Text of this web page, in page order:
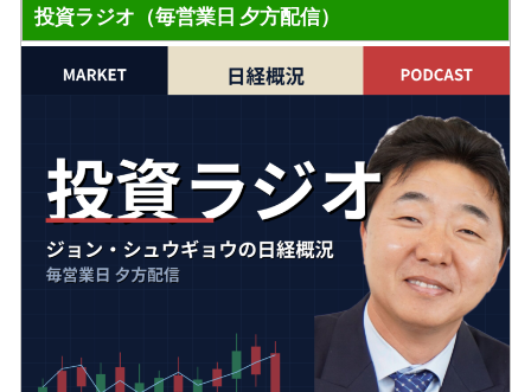
投資ラジオ（毎営業日 夕方配信）